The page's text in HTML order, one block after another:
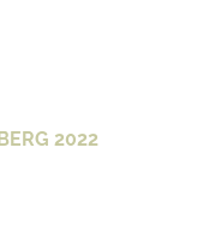
2022